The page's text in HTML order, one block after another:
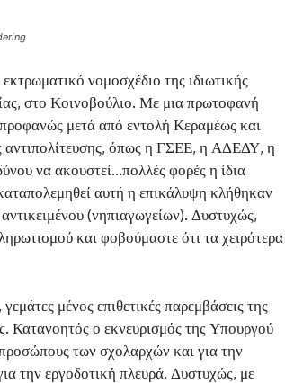
νομοσχέδιο της ιδιωτικής
στο Κοινοβούλιο. Με μια πρωτοφανή
μετά από εντολή Κεραμέως και
αντιπολίτευσης, όπως η ΓΣΕΕ, η ΑΔΕΔΥ, η
να ακουστεί…πολλές φορές η ίδια
αυτή η επικάλυψη κλήθηκαν
(νηπιαγωγείων). Δυστυχώς,
και φοβούμαστε ότι τα χειρότερα
μένος επιθετικές παρεμβάσεις της
Κατανοητός ο εκνευρισμός της Υπουργού
των σχολαρχών και για την
την εργοδοτική πλευρά. Δυστυχώς, με